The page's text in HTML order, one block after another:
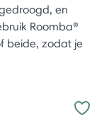
en
Roomba®
beide, zodat je